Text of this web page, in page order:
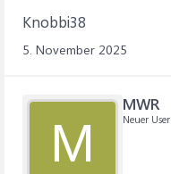
Knobbi38
5. November 2025
M
MWR
Neuer User